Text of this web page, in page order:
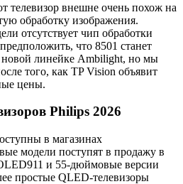
телевизор внешне очень похож на
обработку изображения.
отсутствует чип обработки
что 8501 станет
линейке Ambilight, но мы
того, как TP Vision объявит
цены.
Philips 2026
в магазинах
модели поступят в продажу в
и 55-дюймовые версии
простые QLED-телевизоры